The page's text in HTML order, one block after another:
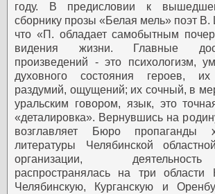
году. В предисловии к
сборнику прозы «Белая мель» поэт
что «П. обладает самобытным
видения жизни. Главные
произведений - это психологизм,
духовного состояния героев, их
раздумий, ощущений; их сочный, в
уральским говором, язык, это
«деталировка». Вернувшись на
возглавляет Бюро пропаганды
литературы Челябинской
организации,
распространялась на три
Челябинскую, Курганскую и